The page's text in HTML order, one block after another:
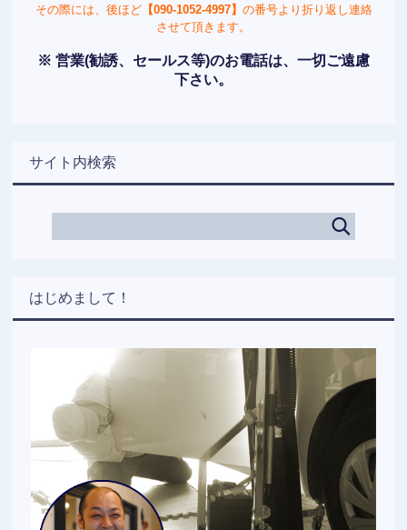
その際には、後ほど【090-1052-4997】 の番号より折り返し連絡
させて頂きます。
※ 営業(勧誘、セールス等)のお電話は、一切ご遠慮
下さい。
サイト内検索
はじめまして！